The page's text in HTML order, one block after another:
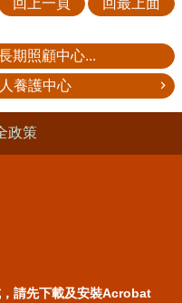
回上一頁 回最上面
期照顧中心...
養護中心
政策
請先下載及安裝Acrobat